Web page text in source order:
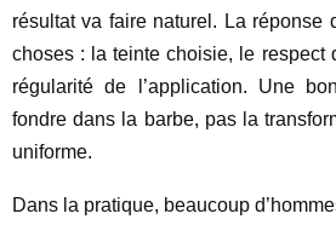
résultat va faire naturel. La réponse
choses : la teinte choisie, le respect
régularité de l’application. Une
fondre dans la barbe, pas la
uniforme.
Dans la pratique, beaucoup